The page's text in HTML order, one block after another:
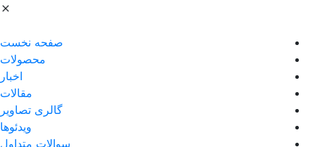
صفحه نخست
محصولات
اخبار
مقالات
گالری تصاویر
ویدئوها
سوالات متداول